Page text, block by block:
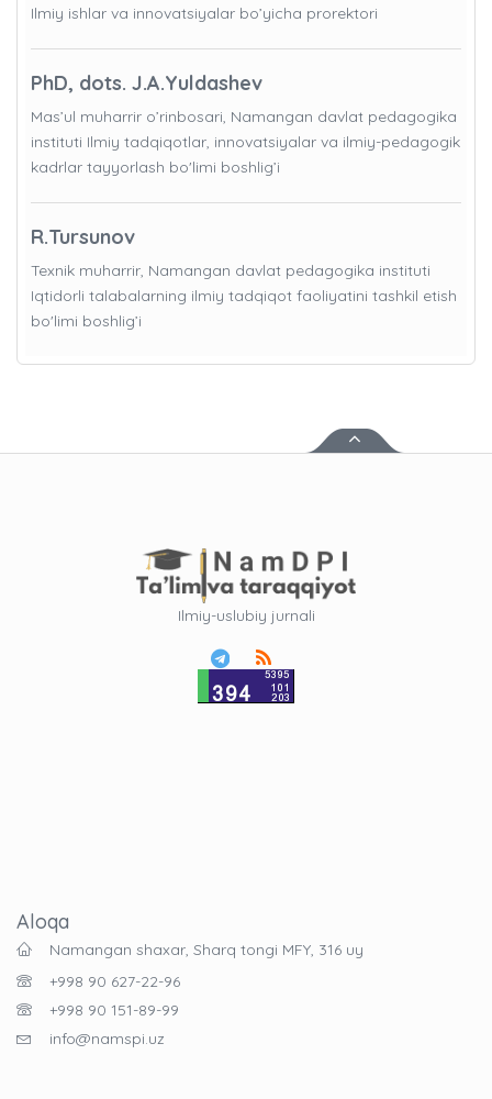
Ilmiy ishlar va innovatsiyalar bo’yicha prorektori
PhD, dots. J.A.Yuldashev
Mas’ul muharrir o’rinbosari, Namangan davlat pedagogika
instituti Ilmiy tadqiqotlar, innovatsiyalar va ilmiy-pedagogik
kadrlar tayyorlash bo'limi boshlig’i
R.Tursunov
Texnik muharrir, Namangan davlat pedagogika instituti
Iqtidorli talabalarning ilmiy tadqiqot faoliyatini tashkil etish
bo'limi boshlig’i
Ilmiy-uslubiy jurnali
Aloqa
Namangan shaxar, Sharq tongi MFY, 316 uy
+998 90 627-22-96
+998 90 151-89-99
info@namspi.uz